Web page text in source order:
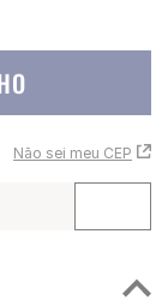
Não sei meu CEP